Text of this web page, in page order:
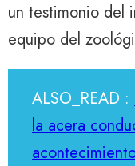
un testimonio del
equipo del
ALSO_READ :
la acera